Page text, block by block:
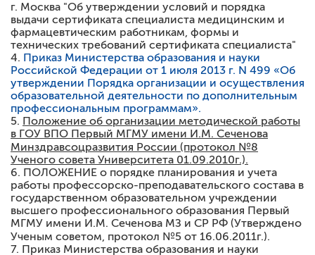
г. Москва "Об утверждении условий и порядка
выдачи сертификата специалиста медицинским и
фармацевтическим работникам, формы и
технических требований сертификата специалиста"
4. Приказ Министерства образования и науки
Российской Федерации от 1 июля 2013 г. N 499 «Об
утверждении Порядка организации и осуществления
образовательной деятельности по дополнительным
профессиональным программам».
5. Положение об организации методической работы
в ГОУ ВПО Первый МГМУ имени И.М. Сеченова
Минздравсоцразвития России (протокол №8
Ученого совета Университета 01.09.2010г.).
6. ПОЛОЖЕНИЕ о порядке планирования и учета
работы профессорско-преподавательского состава в
государственном образовательном учреждении
высшего профессионального образования Первый
МГМУ имени И.М. Сеченова МЗ и СР РФ (Утверждено
Ученым советом, протокол №5 от 16.06.2011г.).
7. Приказ Министерства образования и науки